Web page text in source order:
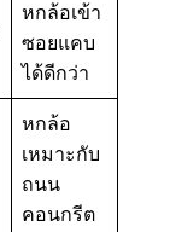
หกล้อเข้า
ซอยแคบ
ได้ดีกว่า
หกล้อ
เหมาะกับ
ถนน
คอนกรีต